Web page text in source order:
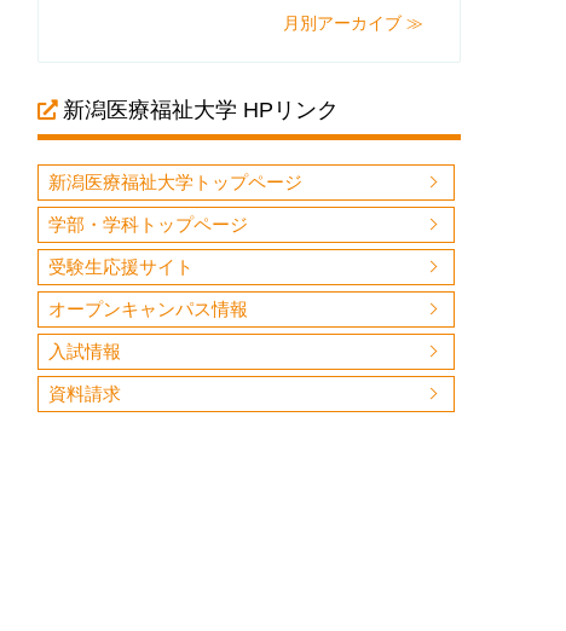
月別アーカイブ ≫
新潟医療福祉大学 HPリンク
新潟医療福祉大学トップページ
学部・学科トップページ
受験生応援サイト
オープンキャンパス情報
入試情報
資料請求